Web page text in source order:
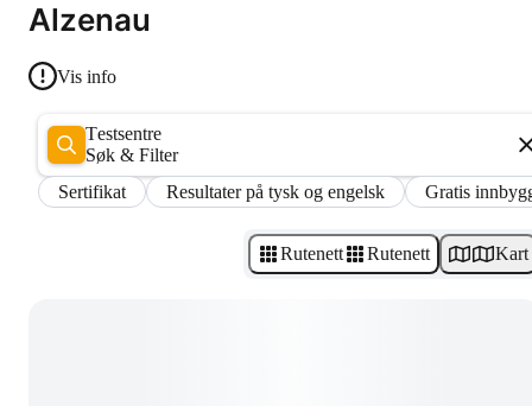
Alzenau
Vis info
Testsentre
Søk & Filter
Sertifikat
Resultater på tysk og engelsk Gratis
Rutenett Rutenett Kart